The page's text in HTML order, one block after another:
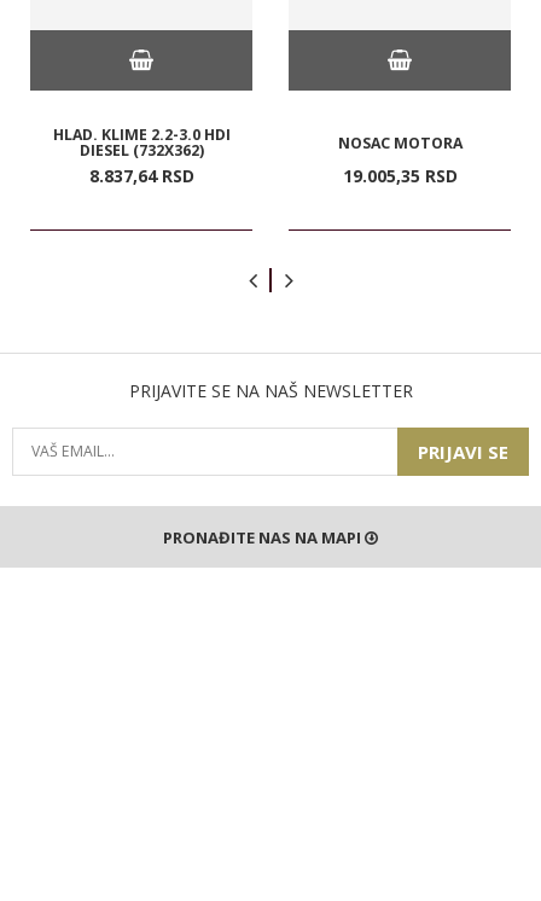
HLAD. KLIME 2.2-3.0 HDI
DIESEL (732X362)
8.837,64 RSD
NOSAC MOTORA
19.005,35 RSD
PRIJAVITE SE NA NAŠ NEWSLETTER
PRIJAVI SE
PRONAĐITE NAS NA MAPI